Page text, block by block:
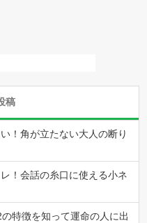
稿
！角が立たない大人の断り
！会話の糸口に使える小ネ
特徴を知って運命の人に出